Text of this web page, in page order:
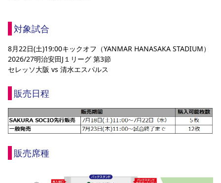
対象試合
8月22日(土)19:00キックオフ（YANMAR HANASAKA STADIUM）
2026/27明治安田J１リーグ 第3節
セレッソ大阪 vs 清水エスパルス
販売日程
販売席種